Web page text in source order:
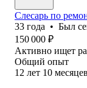
Слесарь по
33 года • Был
150 000 ₽
Активно ищет
Общий опыт
12 лет 10 месяцев